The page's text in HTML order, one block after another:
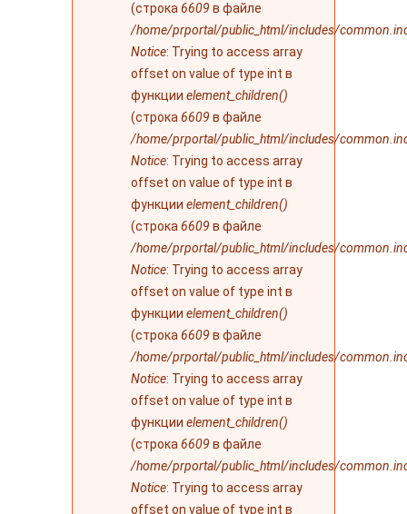
(строка 6609 в файле
/home/prportal/public_html/includes/
Notice: Trying to access array
offset on value of type int в
функции element_children()
(строка 6609 в файле
/home/prportal/public_html/includes/
Notice: Trying to access array
offset on value of type int в
функции element_children()
(строка 6609 в файле
/home/prportal/public_html/includes/
Notice: Trying to access array
offset on value of type int в
функции element_children()
(строка 6609 в файле
/home/prportal/public_html/includes/
Notice: Trying to access array
offset on value of type int в
функции element_children()
(строка 6609 в файле
/home/prportal/public_html/includes/
Notice: Trying to access array
offset on value of type int в